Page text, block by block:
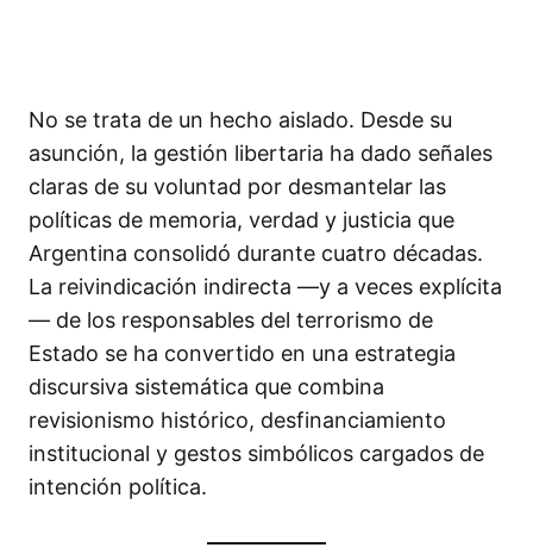
No se trata de un hecho aislado. Desde su
asunción, la gestión libertaria ha dado señales
claras de su voluntad por desmantelar las
políticas de memoria, verdad y justicia que
Argentina consolidó durante cuatro décadas.
La reivindicación indirecta —y a veces explícita
— de los responsables del terrorismo de
Estado se ha convertido en una estrategia
discursiva sistemática que combina
revisionismo histórico, desfinanciamiento
institucional y gestos simbólicos cargados de
intención política.